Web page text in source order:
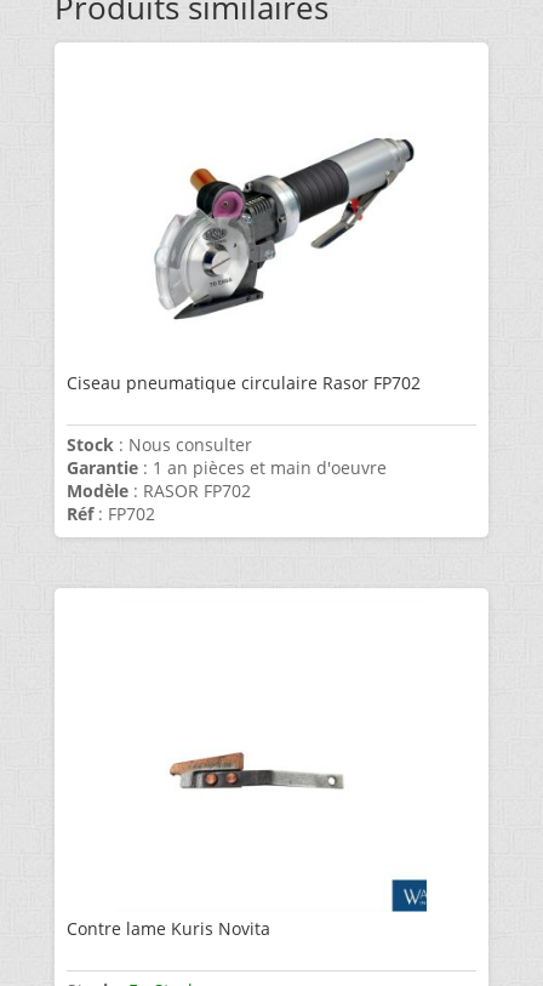
Ciseau pneumatique circulaire Rasor FP702
Stock: Nous consulter
Garantie: 1 an pièces et main d'oeuvre
Modèle: RASOR FP702
Réf: FP702
Contre lame Kuris Novita